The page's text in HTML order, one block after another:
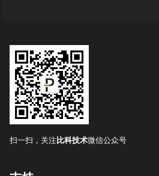
扫一扫，关注 比科技术微信公众号